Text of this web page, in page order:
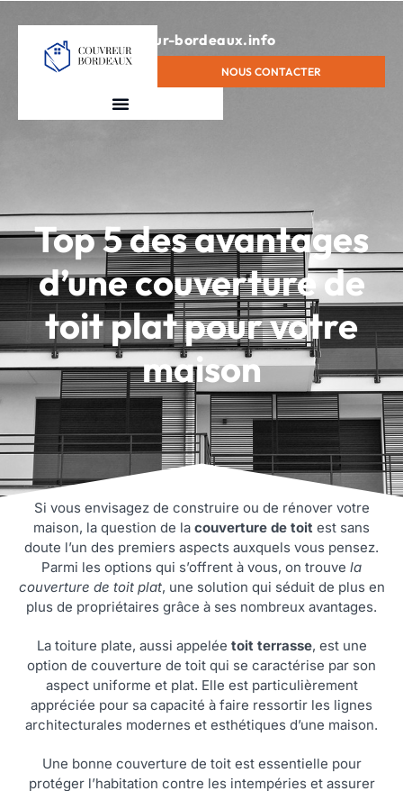
contact@couvreur-bordeaux.info
NOUS CONTACTER
Top 5 des avantages
d’une couverture de
toit plat pour votre
maison
Si vous envisagez de construire ou de rénover votre
maison, la question de la couverture de toit est sans
doute l’un des premiers aspects auxquels vous pensez.
Parmi les options qui s’offrent à vous, on trouve la
couverture de toit plat, une solution qui séduit de plus en
plus de propriétaires grâce à ses nombreux avantages.
La toiture plate, aussi appelée toit terrasse, est une
option de couverture de toit qui se caractérise par son
aspect uniforme et plat. Elle est particulièrement
appréciée pour sa capacité à faire ressortir les lignes
architecturales modernes et esthétiques d’une maison.
Une bonne couverture de toit est essentielle pour
protéger l’habitation contre les intempéries et assurer